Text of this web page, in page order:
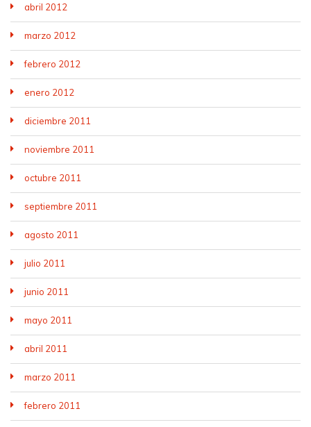
abril 2012
marzo 2012
febrero 2012
enero 2012
diciembre 2011
noviembre 2011
octubre 2011
septiembre 2011
agosto 2011
julio 2011
junio 2011
mayo 2011
abril 2011
marzo 2011
febrero 2011